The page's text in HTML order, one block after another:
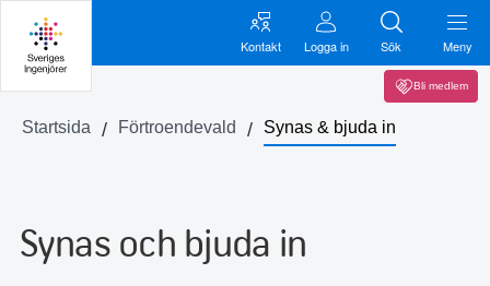
Kontakt Logga in Sök Meny
Bli medlem
Startsida Förtroendevald Synas & bjuda in
Synas och bjuda in